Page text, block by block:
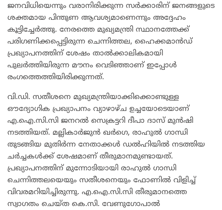
ജനവിധിയെന്നും വരാനിരിക്കുന്ന സർക്കാരിന് ജനങ്ങളുടെ
ശക്തമായ പിന്തുണ ആവശ്യമാണെന്നും അദ്ദേഹം
കൂട്ടിച്ചേർത്തു. നേരത്തെ മുഖ്യമന്ത്രി സ്ഥാനത്തേക്ക്
പരിഗണിക്കപ്പെട്ടിരുന്ന ചെന്നിത്തല, ഹൈക്കമാൻഡ്
പ്രഖ്യാപനത്തിന് ശേഷം താൽക്കാലികമായി
പുലർത്തിയിരുന്ന മൗനം വെടിഞ്ഞാണ് ഇപ്പോൾ
രംഗത്തെത്തിയിരിക്കുന്നത്.
​വി.ഡി. സതീശനെ മുഖ്യമന്ത്രിയാക്കിക്കൊണ്ടുള്ള
ഔദ്യോഗിക പ്രഖ്യാപനം വ്യാഴാഴ്ച ഉച്ചയോടെയാണ്
എ.ഐ.സി.സി ജനറൽ സെക്രട്ടറി ദീപാ ദാസ് മുൻഷി
നടത്തിയത്. മല്ലികാർജുൻ ഖർഗെ, രാഹുൽ ഗാന്ധി
തുടങ്ങിയ മുതിർന്ന നേതാക്കൾ ഡൽഹിയിൽ നടത്തിയ
ചർച്ചകൾക്ക് ശേഷമാണ് തീരുമാനമുണ്ടായത്.
പ്രഖ്യാപനത്തിന് മുന്നോടിയായി രാഹുൽ ഗാന്ധി
ചെന്നിത്തലയെയും സതീശനെയും ഫോണിൽ വിളിച്ച്
വിവരമറിയിച്ചിരുന്നു. എ.ഐ.സി.സി തീരുമാനത്തെ
സ്വാഗതം ചെയ്ത കെ.സി. വേണുഗോപാൽ